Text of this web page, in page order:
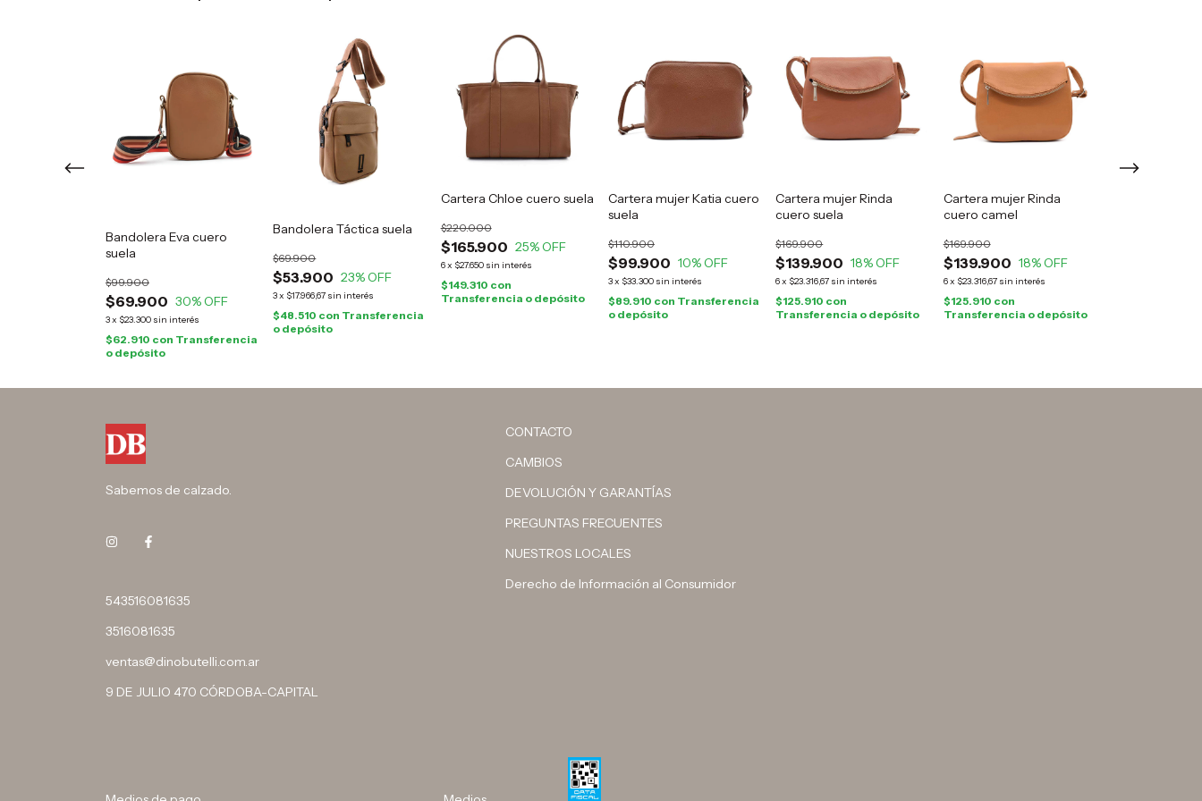
Bandolera Eva cuero
suela
$69.900
$99.900
30% OFF
3x $23.300 sin interés
$62.910 con Transferencia
o depósito
Bandolera Táctica suela
$53.900
$69.900
23% OFF
3x $17.966,67 sin interés
$48.510 con Transferencia
o depósito
Cartera Chloe cuero suela
$165.900
$220.000
25% OFF
6x $27.650 sin interés
$149.310 con
Transferencia o depósito
Cartera mujer Katia cuero
suela
$99.900
$110.900
10% OFF
3x $33.300 sin interés
$89.910 con Transferencia
o depósito
Cartera mujer Rinda
cuero suela
$139.900
$169.900
18% OFF
6x $23.316,67 sin interés
$125.910 con
Transferencia o depósito
Cartera mujer Rinda
cuero camel
$139.900
$169.900
18% OFF
6x $23.316,67 sin interés
$125.910 con
Transferencia o depósito
Sabemos de calzado.
543516081635
3516081635
ventas@dinobutelli.com.ar
9 DE JULIO 470 CÓRDOBA-CAPITAL
CONTACTO
CAMBIOS
DEVOLUCIÓN Y GARANTÍAS
PREGUNTAS FRECUENTES
NUESTROS LOCALES
Derecho de Información al Consumidor